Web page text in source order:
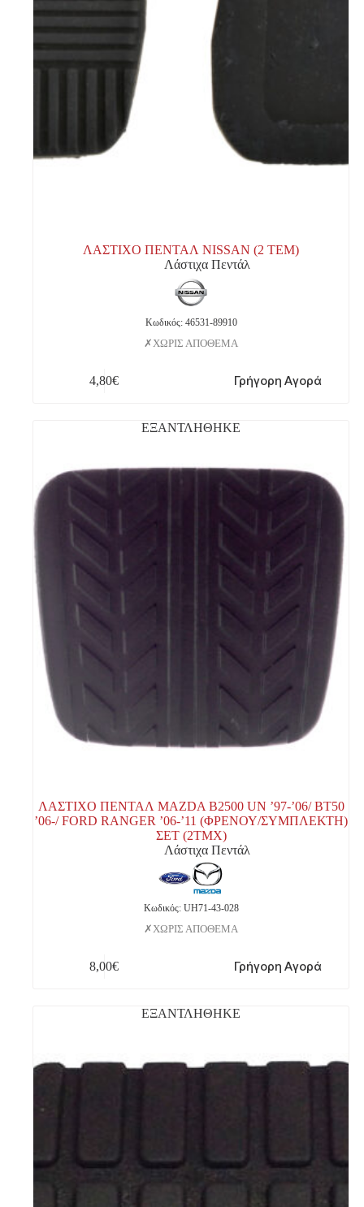
ΛΑΣΤΙΧΟ ΠΕΝΤΑΛ NISSAN (2 ΤΕΜ)
Λάστιχα Πεντάλ
Κωδικός: 46531-89910
ΧΩΡΙΣ ΑΠΟΘΕΜΑ
4,80€ Γρήγορη Αγορά
ΕΞΑΝΤΛΗΘΗΚΕ
ΛΑΣΤΙΧΟ ΠΕΝΤΑΛ MAZDA B2500 UN ’97-’06/ BT50
’06-/ FORD RANGER ’06-’11 (ΦΡΕΝΟΥ/ΣΥΜΠΛΕΚΤΗ)
ΣΕΤ (2ΤΜΧ)
Λάστιχα Πεντάλ
Κωδικός: UH71-43-028
ΧΩΡΙΣ ΑΠΟΘΕΜΑ
8,00€ Γρήγορη Αγορά
ΕΞΑΝΤΛΗΘΗΚΕ